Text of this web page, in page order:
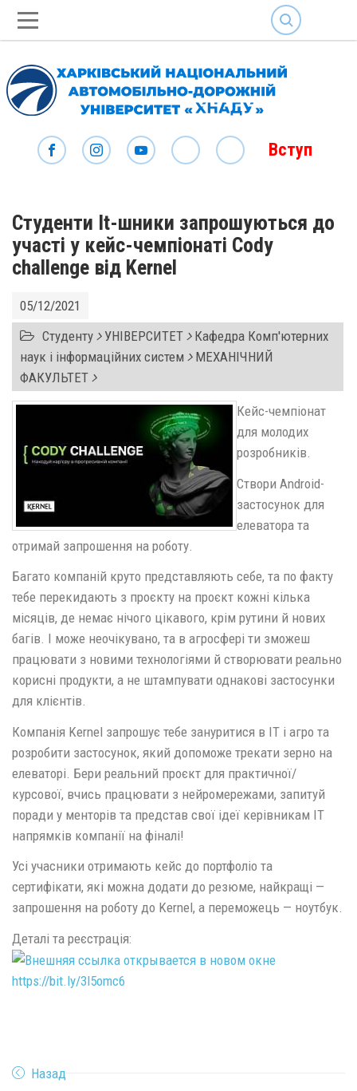
SEARCH
Вступ
Студенти It-шники запрошуються до
участі у кейс-чемпіонаті Cody
challenge від Kernel
05/12/2021
Студенту УНІВЕРСИТЕТ Кафедра Комп'ютерних
наук і інформаційних систем МЕХАНІЧНИЙ
ФАКУЛЬТЕТ
Кейс-чемпіонат
для молодих
розробників.
Створи Android-
застосунок для
елеватора та
отримай запрошення на роботу.
Багато компаній круто представляють себе, та по факту
тебе перекидають з проєкту на проєкт кожні кілька
місяців, де немає нічого цікавого, крім рутини й нових
багів. І може неочікувано, та в агросфері ти зможеш
працювати з новими технологіями й створювати реально
корисні продукти, а не штампувати однакові застосунки
для клієнтів.
Компанія Kernel запрошує тебе зануритися в ІТ і агро та
розробити застосунок, який допоможе трекати зерно на
елеваторі. Бери реальний проєкт для практичної/
курсової, вчись працювати з нейромережами, запитуй
поради у менторів та представ свої ідеї керівникам ІТ
напрямків компанії на фіналі!
Усі учасники отримають кейс до портфоліо та
сертифікати, які можна додати до резюме, найкращі —
запрошення на роботу до Kernel, а переможець — ноутбук.
Деталі та реєстрація:
https://bit.ly/3l5omc6
Назад